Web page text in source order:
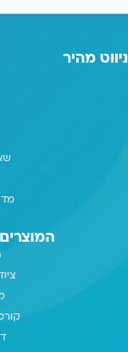
ניווט מהיר